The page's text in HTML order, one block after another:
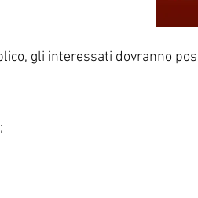
gli interessati dovranno